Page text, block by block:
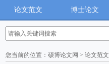
论文范文 博士论文
您当前的位置：硕博论文网 >论文范文